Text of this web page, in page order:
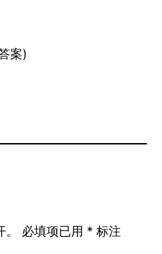
案)
必填项已用 * 标注